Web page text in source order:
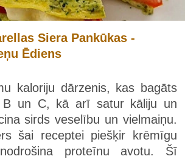
Siera Pankūkas -
Ēdiens
kaloriju dārzenis, kas bagāts
B un C, kā arī satur kāliju un
sirds veselību un vielmaiņu.
šai receptei piešķir krēmīgu
proteīnu avotu. Šī